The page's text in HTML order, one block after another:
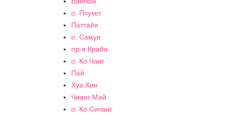
о. Пхукет
Паттайя
о. Самуи
пр-я Краби
о. Ко Чанг
Пай
Хуа Хин
Чианг Май
о. Ко Сичанг